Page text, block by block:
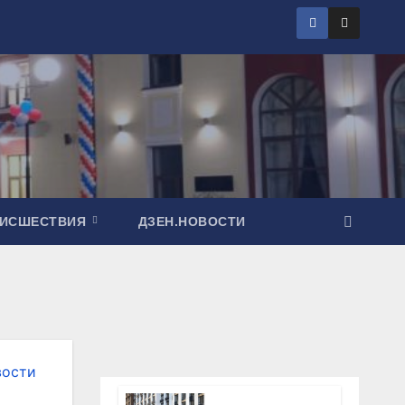
ДЗЕН.НОВОСТИ